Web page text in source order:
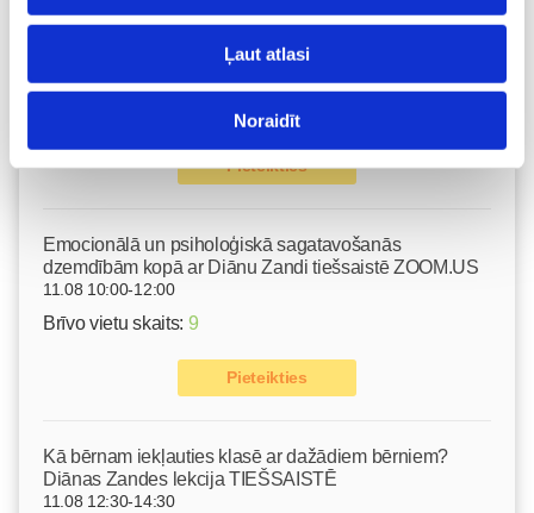
Ļaut atlasi
Noraidīt
masāža Māmiņu klubā pie masāžas speciālistes Olgas
Pieteikties
Emocionālā un psiholoģiskā sagatavošanās
dzemdībām kopā ar Diānu Zandi tiešsaistē ZOOM.US
11.08 10:00-12:00
Brīvo vietu skaits: 9
Pieteikties
Kā bērnam iekļauties klasē ar dažādiem bērniem?
Diānas Zandes lekcija TIEŠSAISTĒ
11.08 12:30-14:30